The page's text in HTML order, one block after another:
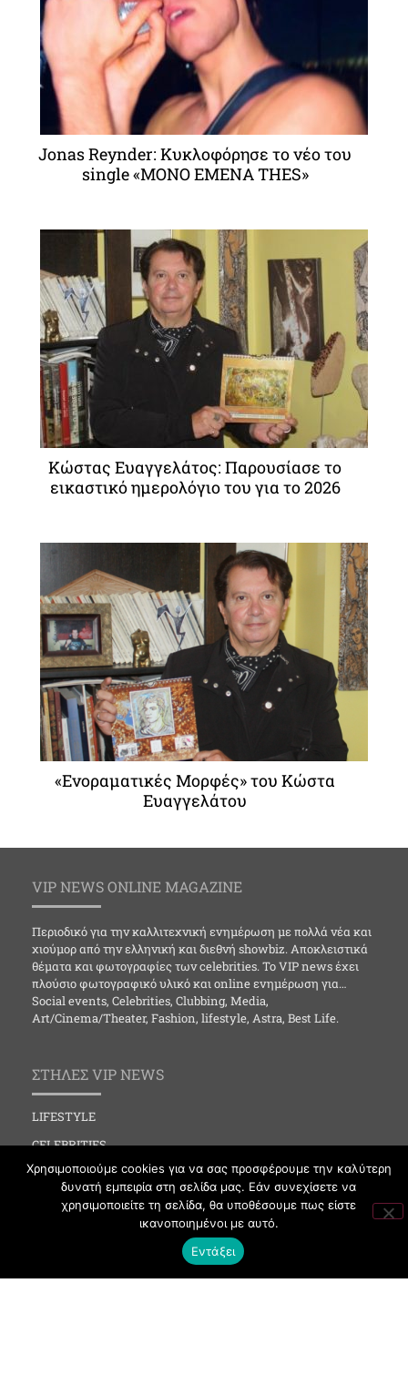
Jonas Reynder: Κυκλοφόρησε το νέο του
single «MONO EMENA THES»
Κώστας Ευαγγελάτος: Παρουσίασε το
εικαστικό ημερολόγιο του για το 2026
«Ενοραματικές Μορφές» του Κώστα
Ευαγγελάτου
VIP NEWS ONLINE MAGAZINE
Περιοδικό για την καλλιτεχνική ενημέρωση με πολλά νέα και
χιούμορ από την ελληνική και διεθνή showbiz. Αποκλειστικά
θέματα και φωτογραφίες των celebrities. Το VIP news έχει
πλούσιο φωτογραφικό υλικό και online ενημέρωση για…
Social events, Celebrities, Clubbing, Media,
Art/Cinema/Theater, Fashion, lifestyle, Astra, Best Life.
ΣΤΗΛΕΣ VIP NEWS
LIFESTYLE
CELEBRITIES
MEDIA
SOCIAL EVENTS
Χρησιμοποιούμε cookies για να σας προσφέρουμε την καλύτερη
δυνατή εμπειρία στη σελίδα μας. Εάν συνεχίσετε να
χρησιμοποιείτε τη σελίδα, θα υποθέσουμε πως είστε
ικανοποιημένοι με αυτό.
Εντάξει